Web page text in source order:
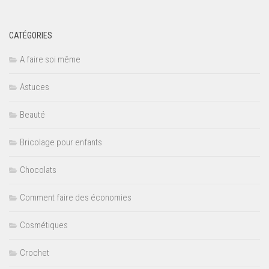
CATÉGORIES
A faire soi même
Astuces
Beauté
Bricolage pour enfants
Chocolats
Comment faire des économies
Cosmétiques
Crochet